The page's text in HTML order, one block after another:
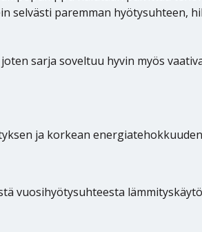
selvästi paremman hyötysuhteen,
sarja soveltuu hyvin myös
ja korkean
vuosihyötysuhteesta